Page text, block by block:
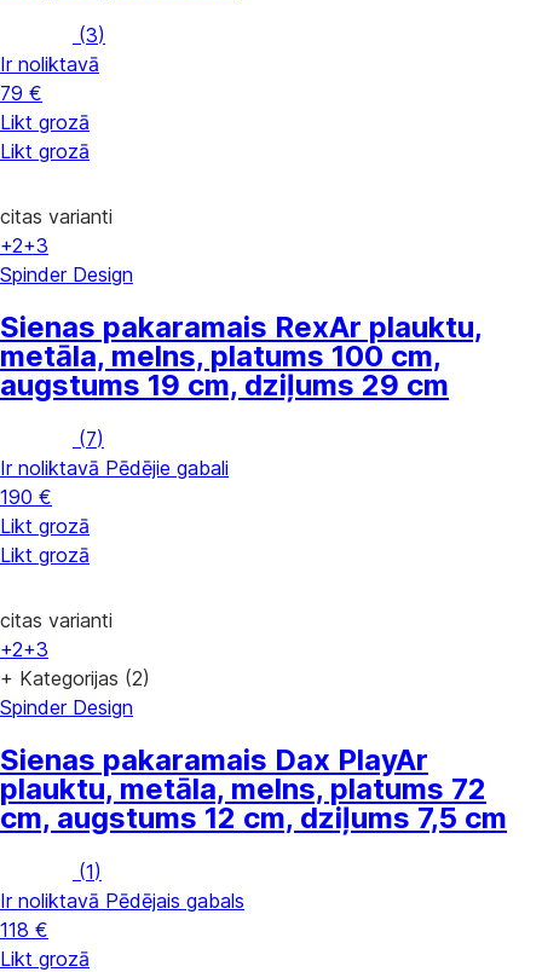
(3)
Ir noliktavā
79 €
Likt grozā
Likt grozā
citas varianti
+2+3
Spinder Design
Sienas pakaramais RexAr plauktu,
metāla, melns, platums 100 cm,
augstums 19 cm, dziļums 29 cm
(7)
Ir noliktavā Pēdējie gabali
190 €
Likt grozā
Likt grozā
citas varianti
+2+3
+ Kategorijas (2)
Spinder Design
Sienas pakaramais Dax PlayAr
plauktu, metāla, melns, platums 72
cm, augstums 12 cm, dziļums 7,5 cm
(1)
Ir noliktavā Pēdējais gabals
118 €
Likt grozā